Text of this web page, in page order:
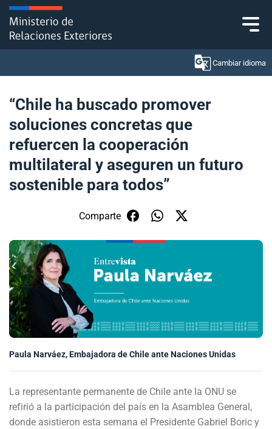
Click acá para ir directamente al contenido
Cambiar idioma
Ministerio
Política Exterior
Embajadas y consulados
Servicios ciudadanos
Subsecretaría de Relaciones Económicas
Internacionales
Sala de prensa
modo claro
“Chile ha buscado promover
soluciones concretas que
refuercen la cooperación
multilateral y aseguren un futuro
sostenible para todos”
Comparte
Paula Narváez, Embajadora de Chile ante Naciones Unidas
La representante permanente de Chile ante la ONU se
refirió a la participación del país en la Asamblea General,
donde asistieron esta semana el Presidente Gabriel Boric y